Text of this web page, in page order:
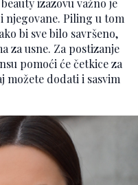
izazovu važno je
njegovane. Piling u tom
bi sve bilo savršeno,
za usne. Za postizanje
pomoći će četkice za
možete dodati i sasvim